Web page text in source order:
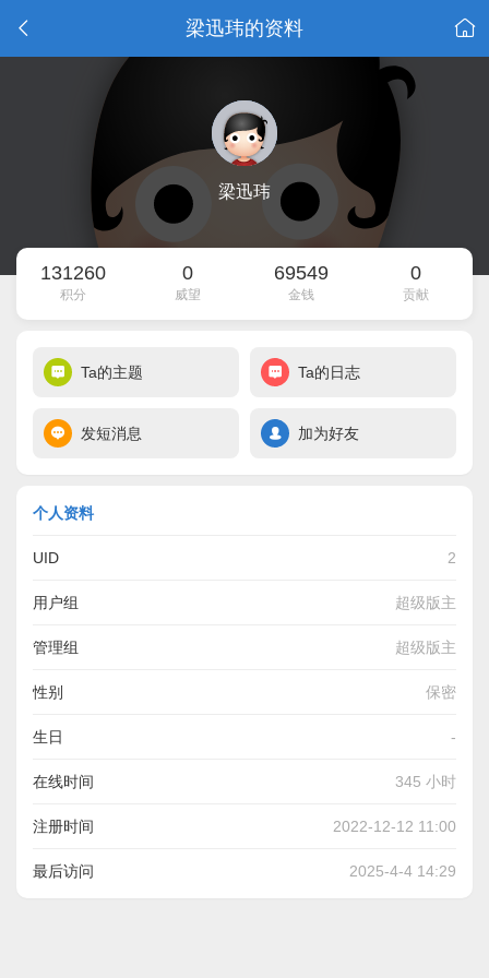
梁迅玮的资料
梁迅玮
131260
积分
0
威望
69549
金钱
0
贡献
Ta的主题 Ta的日志
发短消息 加为好友
个人资料
UID 2
用户组 超级版主
管理组 超级版主
性别 保密
生日 -
在线时间 345 小时
注册时间 2022-12-12 11:00
最后访问 2025-4-4 14:29